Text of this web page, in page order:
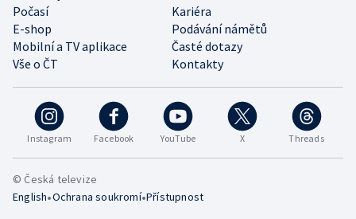
Instagram Facebook YouTube X Threads
Počasí
Kariéra
E-shop
Podávání námětů
Mobilní a TV aplikace
Časté dotazy
Vše o ČT
Kontakty
© Česká televize
English•Ochrana soukromí•Přístupnost